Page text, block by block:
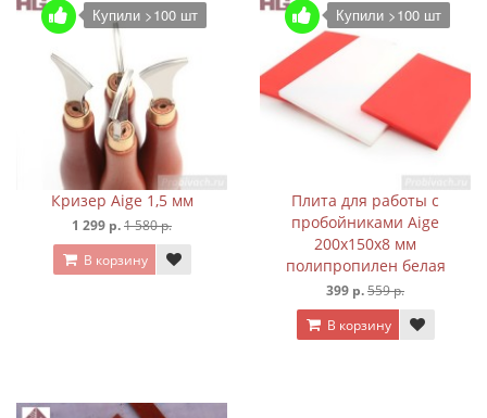
Купили >100 шт
Кризер Aige 1,5 мм
1 299 р.1 580 р.
В корзину
Купили >100 шт
Плита для работы с
пробойниками Aige
200х150х8 мм
полипропилен белая
399 р.559 р.
В корзину